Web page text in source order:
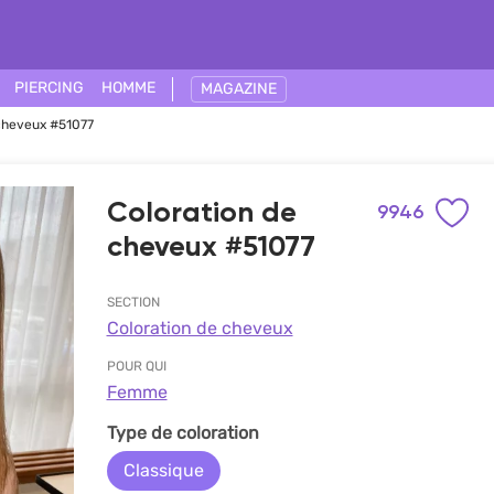
PIERCING HOMME MAGAZINE
#51077
Coloration de
cheveux #51077
9946
SECTION
Coloration de cheveux
POUR QUI
Femme
Type de coloration
Classique